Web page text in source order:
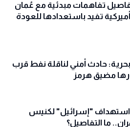
تفاهمات مبدئية مع عُمان
تفيد باستعدادها للعودة
حادث أمني لناقلة نفط قرب
مضيق هرمز
استهداف "إسرائيل" لكنيس
ما التفاصيل؟